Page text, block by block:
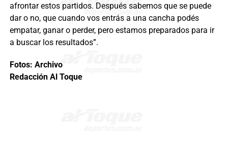
afrontar estos partidos. Después sabemos que se puede
dar o no, que cuando vos entrás a una cancha podés
empatar, ganar o perder, pero estamos preparados para ir
a buscar los resultados”.
Fotos: Archivo
Redacción Al Toque